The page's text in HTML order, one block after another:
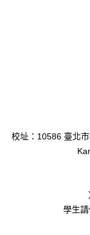
校址：10586 臺北
學生